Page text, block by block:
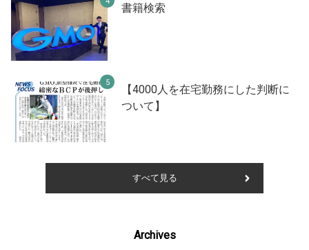
書籍検索
【4000人を在宅勤務にした判断に
ついて】
すべて見る
Archives